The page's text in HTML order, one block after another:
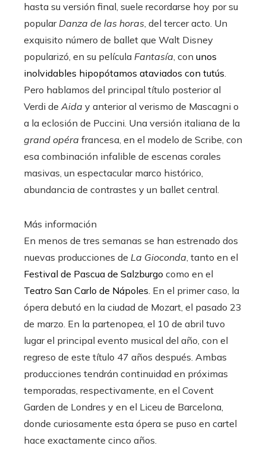
hasta su versión final, suele recordarse hoy por su
popularDanza de las horas, del tercer acto. Un
exquisito número de ballet que Walt Disney
popularizó, en su película Fantasía, con unos
inolvidables hipopótamos ataviados con tutús.
Pero hablamos del principal título posterior al
Verdi de Aida y anterior al verismo de Mascagni o
a la eclosión de Puccini. Una versión italiana de la
grand opéra francesa, en el modelo de Scribe, con
esa combinación infalible de escenas corales
masivas, un espectacular marco histórico,
abundancia de contrastes y un ballet central.
Más información
En menos de tres semanas se han estrenado dos
nuevas producciones de La Gioconda, tanto en el
Festival de Pascua de Salzburgo como en el
Teatro San Carlo de Nápoles. En el primer caso, la
ópera debutó en la ciudad de Mozart, el pasado 23
de marzo. En la partenopea, el 10 de abril tuvo
lugar el principal evento musical del año, con el
regreso de este título 47 años después. Ambas
producciones tendrán continuidad en próximas
temporadas, respectivamente, en el Covent
Garden de Londres y en el Liceu de Barcelona,
donde curiosamente esta ópera se puso en cartel
hace exactamente cinco años.